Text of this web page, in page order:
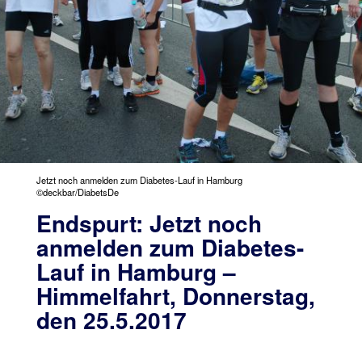
Jetzt noch anmelden zum Diabetes-Lauf in Hamburg
©deckbar/DiabetsDe
Endspurt: Jetzt noch
anmelden zum Diabetes-
Lauf in Hamburg –
Himmelfahrt, Donnerstag,
den 25.5.2017